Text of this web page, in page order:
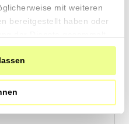
mit weiteren
bereitgestellt haben oder